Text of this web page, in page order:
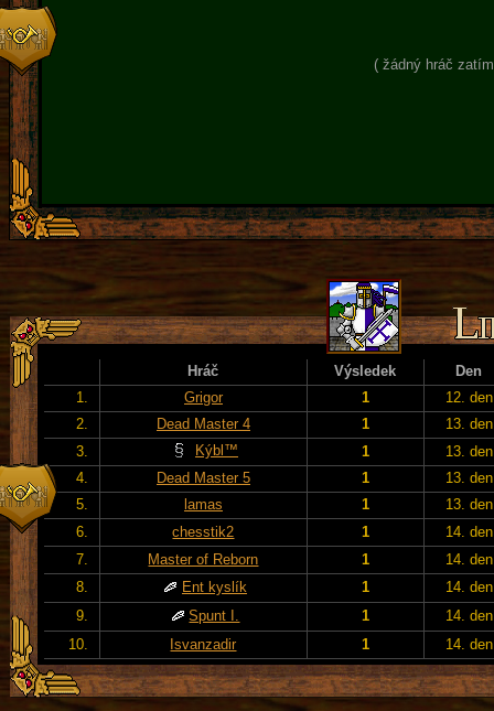
( žádný hráč
Hráč Výsledek
Den
1.
Grigor 1
12. den
2.
Dead Master 4 1
13. den
3.
Kýbl™ 1
13. den
4.
Dead Master 5 1
13. den
5.
lamas 1
13. den
6.
chesstik2 1
14. den
7.
Master of Reborn 1
14. den
8.
Ent kyslík 1
14. den
9.
Spunt I. 1
14. den
10.
Isvanzadir 1 14. den